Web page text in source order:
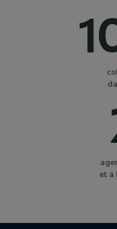
et à